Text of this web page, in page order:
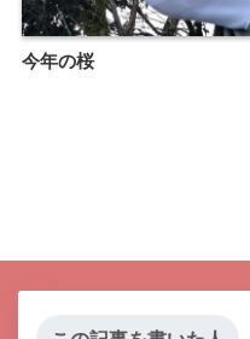
今年の桜